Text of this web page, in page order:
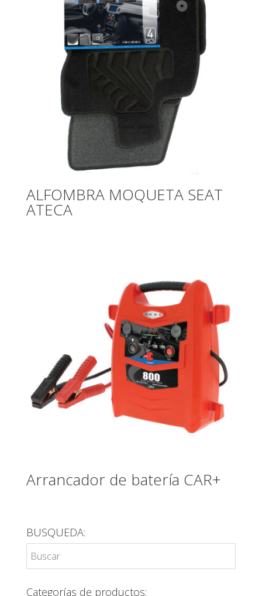
ALFOMBRA MOQUETA SEAT
ATECA
Arrancador de batería CAR+
BUSQUEDA:
Categorías de productos: